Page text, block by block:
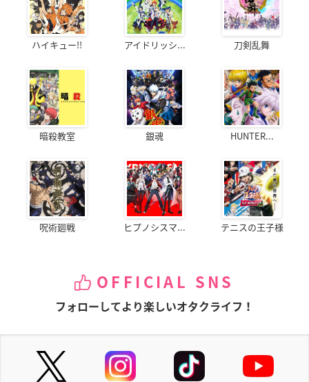
ハイキュー!! アイドリッシ... 刀剣乱舞
暗殺教室 銀魂 HUNTER...
呪術廻戦 ヒプノシスマ... テニスの王子様
OFFICIAL SNS
フォローしてより楽しいオタクライフ！